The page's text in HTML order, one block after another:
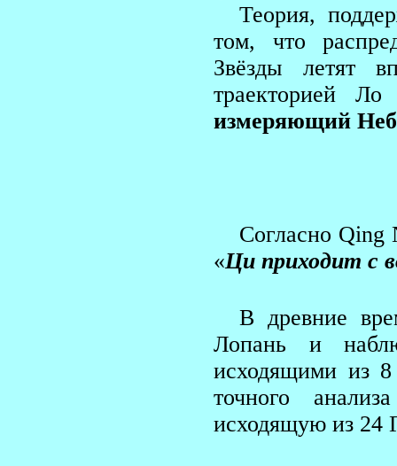
Теория,
том, что
Звёзды летят
траекторией
измеряющий
Согласно
«Ци приходит с
В древние
Лопань и
исходящими из 8
точного
исходящую из 24